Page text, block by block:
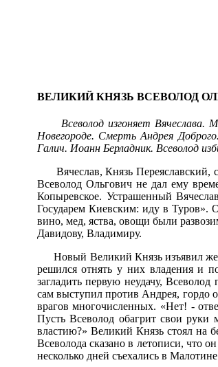
ВЕЛИКИЙ КНЯЗЬ ВСЕВОЛОД
Всеволод изгоняет
Новегороде. Смерть Андрея
Галич. Иоанн Берладник. Всеволод
Вячеслав, Князь
Всеволод Ольгович не дал ему
Копыревское. Устрашенный
Государем Киевским: иду в Туров».
вино, мед, яства, овощи были
Давидову, Владимиру.
Новый Великий Князь изъявил
решился отнять у них владения и
загладить первую неудачу,
сам выступил против Андрея, гордо
врагов многочисленных. «Нет! -
Пусть Всеволод обагрит свои
властию?» Великий Князь стоял на
Всеволода сказано в летописи, что
несколько дней съехались в